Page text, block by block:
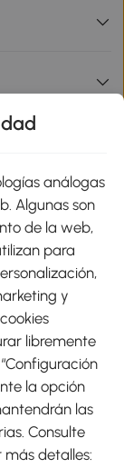
análogas
Algunas son
de la web,
para
y
libremente
la opción
las
Consulte
más detalles: